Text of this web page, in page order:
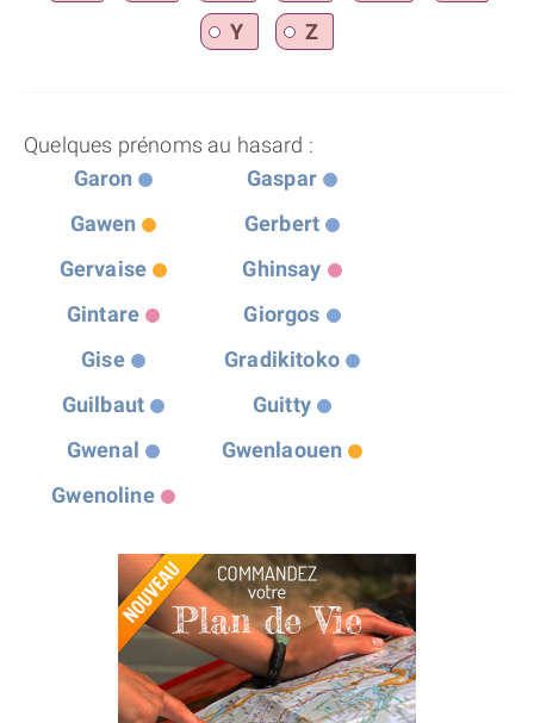
Y
Z
Quelques prénoms au hasard :
Garon
Gaspar
Gawen
Gerbert
Gervaise
Ghinsay
Gintare
Giorgos
Gise
Gradikitoko
Guilbaut
Guitty
Gwenal
Gwenlaouen
Gwenoline